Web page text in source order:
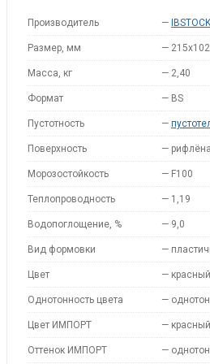
Производитель — IBSTOCK
Размер, мм —
Масса, кг — 2,40
Формат — BS
Пустотность —
Поверхность —
Морозостойкость — F100
Теплопроводность — 1,19
Водопоглощение, % — 9,0
Вид формовки —
Цвет — красный
Однотонность цвета —
Цвет ИМПОРТ — красный
Оттенок ИМПОРТ —